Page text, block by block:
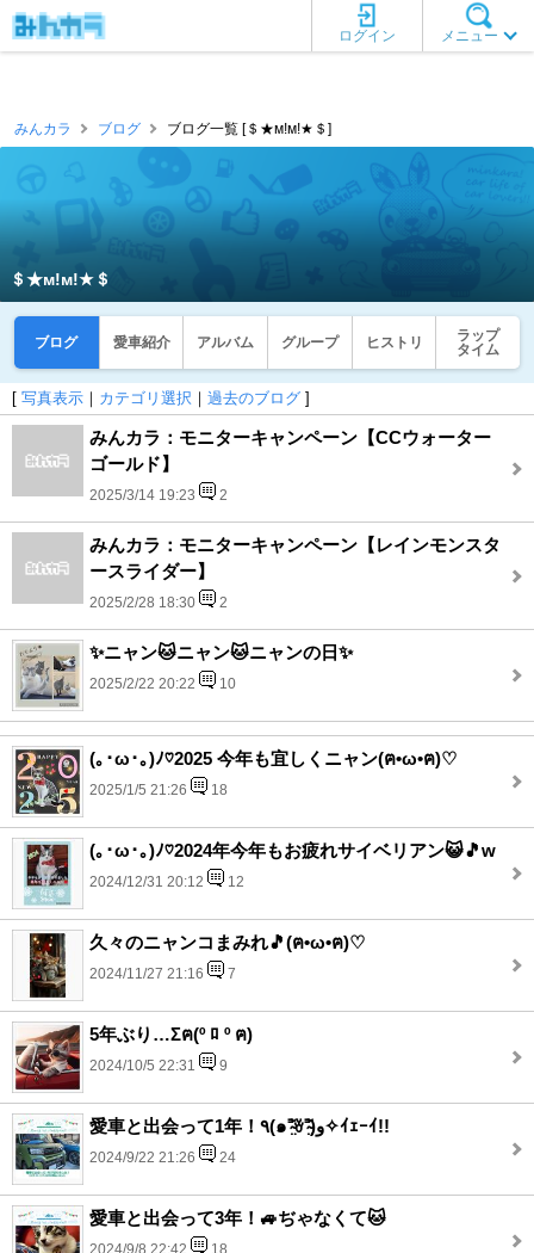
メニュー
ログイン
みんカラ ブログ ブログ一覧 [＄★м!м!★＄]
＄★м!м!★＄
ブログ 愛車紹介 アルバム グループ ヒストリ
ラップ
タイム
[ 写真表示 ｜ カテゴリ選択 ｜ 過去のブログ ]
みんカラ：モニターキャンペーン【CCウォーター
ゴールド】
2025/3/14 19:23 2
みんカラ：モニターキャンペーン【レインモンスタ
ースライダー】
2025/2/28 18:30 2
✨ニャン🐱ニャン🐱ニャンの日✨
2025/2/22 20:22 10
(⁠｡⁠･⁠ω⁠･⁠｡⁠)⁠ﾉ⁠♡2025 今年も宜しくニャン(ฅ•ω•ฅ)♡
2025/1/5 21:26 18
(⁠｡⁠･⁠ω⁠･⁠｡⁠)⁠ﾉ⁠♡2024年今年もお疲れサイベリアン😺🎵w
2024/12/31 20:12 12
久々のニャンコまみれ🎵(ฅ•ω•ฅ)♡
2024/11/27 21:16 7
5年ぶり…Σฅ(º ﾛ º ฅ)
2024/10/5 22:31 9
愛車と出会って1年！٩(๑⁼̴̤̆ꈊ⁼̴̤̆)و✧ｲｪｰｲ!!
2024/9/22 21:26 24
愛車と出会って3年！🚙ぢゃなくて🐱
2024/9/8 22:42 18